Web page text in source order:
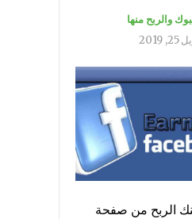
والربح منها
2019
الربح من صفحة